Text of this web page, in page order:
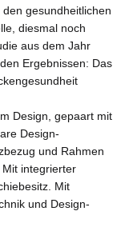
gesundheitlichen
diesmal noch
aus dem Jahr
Ergebnissen: Das
Design, gepaart mit
Design-
und Rahmen
integrierter
Mit
und Design-